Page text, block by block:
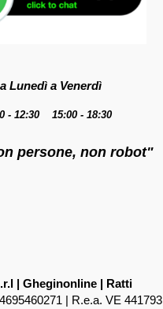
Lunedì a Venerdì
- 12:30 15:00 - 18:30
persone, non robot"
| Gheginonline | Ratti
| R.e.a. VE 441793